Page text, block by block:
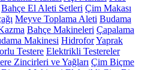
Bahçe El Aleti Setleri Çim Makası
Meyve Toplama Aleti Budama
Bahçe Makineleri Çapalama
Makinesi HidroforYaprak
Testere Elektrikli Testereler
Zincirleri ve Yağları Çim Biçme